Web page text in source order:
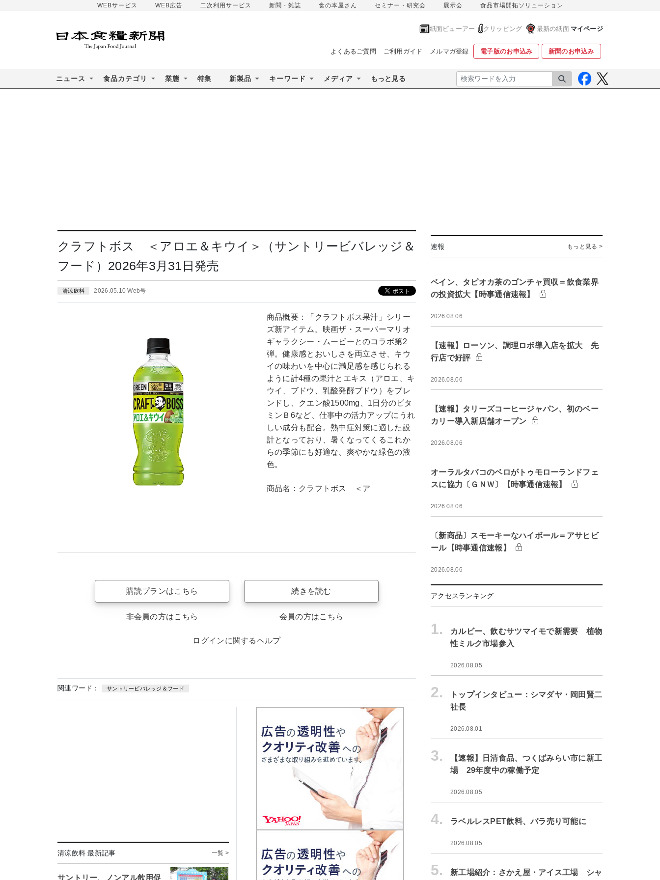
WEBサービス WEB広告 二次利用サービス 新聞・雑誌 食の本屋さん セミナー・研究会 展示会 食品市場開拓ソリューション
紙面ビューアー クリッピング 最新の紙面 マイページ
よくあるご質問 ご利用ガイド メルマガ登録 電子版のお申込み 新聞のお申込み
ニュース 食品カテゴリ 業態 特集 新製品 キーワード メディア もっと見る 検索
クラフトボス ＜アロエ＆キウイ＞（サントリービバレッジ＆
フード）2026年3月31日発売
清涼飲料 2026.05.10 Web号
商品概要：「クラフトボス果汁」シリー
ズ新アイテム。映画ザ・スーパーマリオ
ギャラクシー・ムービーとのコラボ第2
弾。健康感とおいしさを両立させ、キウ
イの味わいを中心に満足感を感じられる
ように計4種の果汁とエキス（アロエ、キ
ウイ、ブドウ、乳酸発酵ブドウ）をブレ
ンドし、クエン酸1500mg、1日分のビタ
ミンＢ6など、仕事中の活力アップにうれ
しい成分も配合。熱中症対策に適した設
計となっており、暑くなってくるこれか
らの季節にも好適な、爽やかな緑色の液
色。
商品名：クラフトボス ＜ア
購読プランはこちら
非会員の方はこちら
続きを読む
会員の方はこちら
ログインに関するヘルプ
関連ワード： サントリービバレッジ＆フード
清涼飲料 最新記事 一覧 >
サントリー、ノンアル飲用促
速報 もっと見る >
ベイン、タピオカ茶のゴンチャ買収＝飲食業界
の投資拡大【時事通信速報】
2026.08.06
【速報】ローソン、調理ロボ導入店を拡大 先
行店で好評
2026.08.06
【速報】タリーズコーヒージャパン、初のベー
カリー導入新店舗オープン
2026.08.06
オーラルタバコのベロがトゥモローランドフェ
スに協力〔ＧＮＷ〕【時事通信速報】
2026.08.06
〔新商品〕スモーキーなハイボール＝アサヒビ
ール【時事通信速報】
2026.08.06
アクセスランキング
1.
カルビー、飲むサツマイモで新需要 植物
性ミルク市場参入
2026.08.05
2.
トップインタビュー：シマダヤ・岡田賢二
社長
2026.08.01
3.
【速報】日清食品、つくばみらい市に新工
場 29年度中の稼働予定
2026.08.05
4. ラベルレスPET飲料、バラ売り可能に
2026.08.05
5. 新工場紹介：さかえ屋・アイス工場 シャ